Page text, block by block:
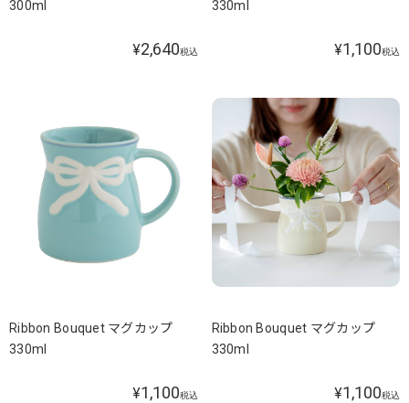
300ml
¥2,640税込
330ml
¥1,100税込
Ribbon Bouquet マグカップ
330ml
¥1,100税込
Ribbon Bouquet マグカップ
330ml
¥1,100税込